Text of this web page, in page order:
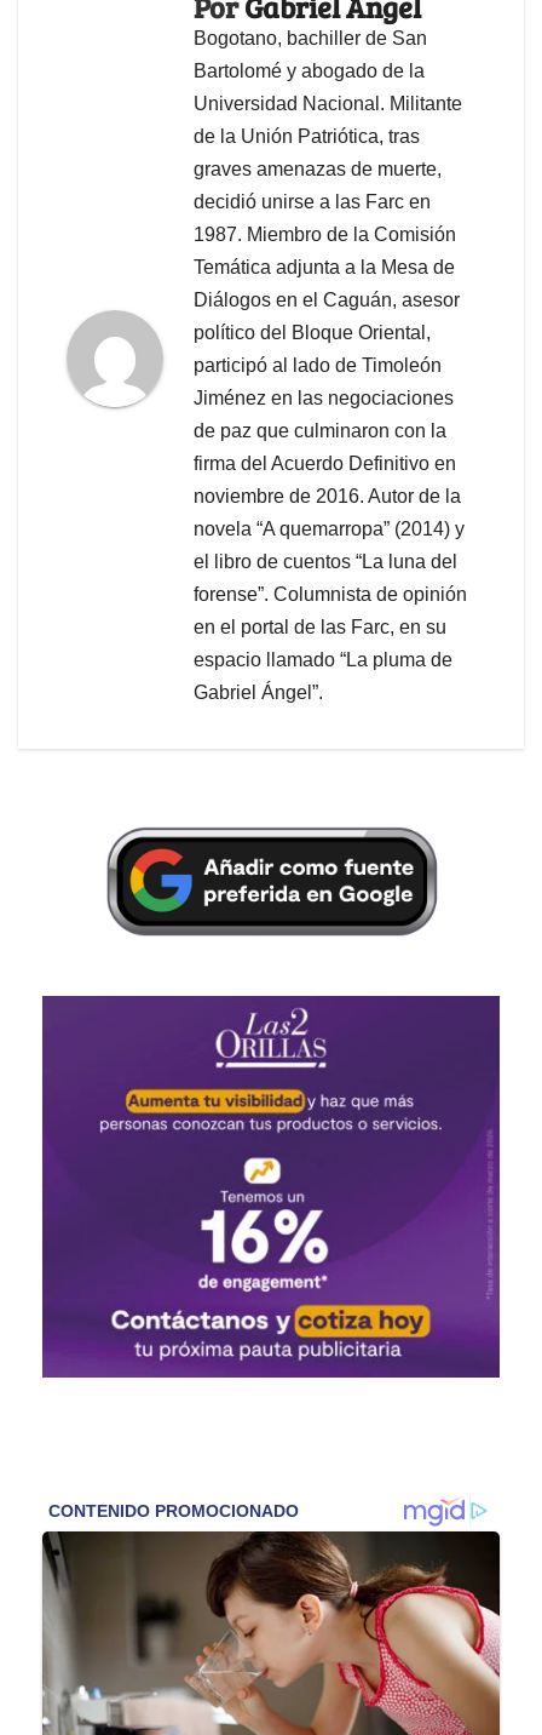
Bogotano, bachiller de San
Bartolomé y abogado de la
Universidad Nacional. Militante
de la Unión Patriótica, tras
graves amenazas de muerte,
decidió unirse a las Farc en
1987. Miembro de la Comisión
Temática adjunta a la Mesa de
Diálogos en el Caguán, asesor
político del Bloque Oriental,
participó al lado de Timoleón
Jiménez en las negociaciones
de paz que culminaron con la
firma del Acuerdo Definitivo en
noviembre de 2016. Autor de la
novela “A quemarropa” (2014) y
el libro de cuentos “La luna del
forense”. Columnista de opinión
en el portal de las Farc, en su
espacio llamado “La pluma de
Gabriel Ángel”.